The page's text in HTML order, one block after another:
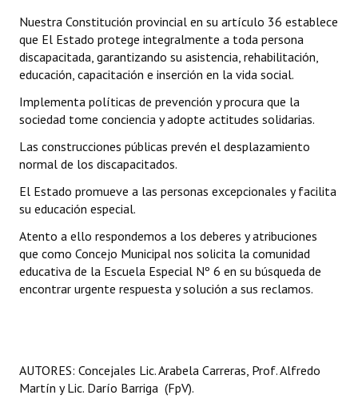
Nuestra Constitución provincial en su artículo 36 establece
que El Estado protege integralmente a toda persona
discapacitada, garantizando su asistencia, rehabilitación,
educación, capacitación e inserción en la vida social.
Implementa políticas de prevención y procura que la
sociedad tome conciencia y adopte actitudes solidarias.
Las construcciones públicas prevén el desplazamiento
normal de los discapacitados.
El Estado promueve a las personas excepcionales y facilita
su educación especial.
Atento a ello respondemos a los deberes y atribuciones
que como Concejo Municipal nos solicita la comunidad
educativa de la Escuela Especial Nº 6 en su búsqueda de
encontrar urgente respuesta y solución a sus reclamos.
AUTORES: Concejales Lic. Arabela Carreras, Prof. Alfredo
Martín y Lic. Darío Barriga (FpV).